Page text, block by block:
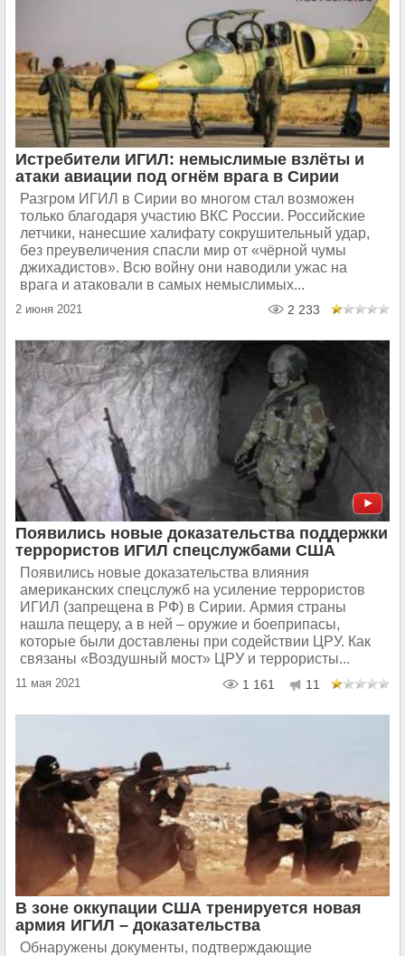
Истребители ИГИЛ: немыслимые взлёты и
атаки авиации под огнём врага в Сирии
Разгром ИГИЛ в Сирии во многом стал возможен
только благодаря участию ВКС России. Российские
летчики, нанесшие халифату сокрушительный удар,
без преувеличения спасли мир от «чёрной чумы
джихадистов». Всю войну они наводили ужас на
врага и атаковали в самых немыслимых...
2 июня 2021 2 233
Появились новые доказательства поддержки
террористов ИГИЛ спецслужбами США
Появились новые доказательства влияния
американских спецслужб на усиление террористов
ИГИЛ (запрещена в РФ) в Сирии. Армия страны
нашла пещеру, а в ней – оружие и боеприпасы,
которые были доставлены при содействии ЦРУ. Как
связаны «Воздушный мост» ЦРУ и террористы...
11 мая 2021 1 161 11
В зоне оккупации США тренируется новая
армия ИГИЛ – доказательства
Обнаружены документы, подтверждающие